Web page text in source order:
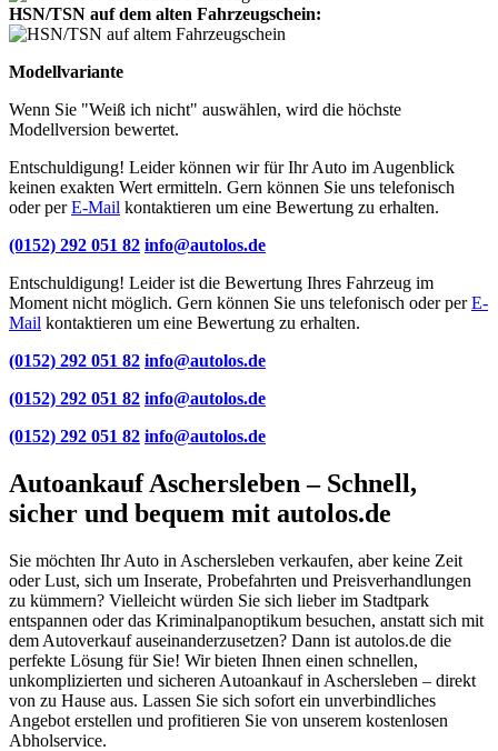
HSN/TSN auf dem alten Fahrzeugschein:
Modellvariante
Wenn Sie "Weiß ich nicht" auswählen, wird die höchste
Modellversion bewertet.
Entschuldigung! Leider können wir für Ihr Auto im Augenblick
keinen exakten Wert ermitteln. Gern können Sie uns telefonisch
oder perE-Mail kontaktieren um eine Bewertung zu erhalten.
(0152) 292 051 82 info@autolos.de
Entschuldigung! Leider ist die Bewertung Ihres Fahrzeug im
Moment nicht möglich. Gern können Sie uns telefonisch oder perE-
Mail kontaktieren um eine Bewertung zu erhalten.
(0152) 292 051 82 info@autolos.de
(0152) 292 051 82 info@autolos.de
(0152) 292 051 82 info@autolos.de
Autoankauf Aschersleben – Schnell,
sicher und bequem mit autolos.de
Sie möchten Ihr Auto in Aschersleben verkaufen, aber keine Zeit
oder Lust, sich um Inserate, Probefahrten und Preisverhandlungen
zu kümmern? Vielleicht würden Sie sich lieber im Stadtpark
entspannen oder das Kriminalpanoptikum besuchen, anstatt sich mit
dem Autoverkauf auseinanderzusetzen? Dann ist autolos.de die
perfekte Lösung für Sie! Wir bieten Ihnen einen schnellen,
unkomplizierten und sicheren Autoankauf in Aschersleben – direkt
von zu Hause aus. Lassen Sie sich sofort ein unverbindliches
Angebot erstellen und profitieren Sie von unserem kostenlosen
Abholservice.